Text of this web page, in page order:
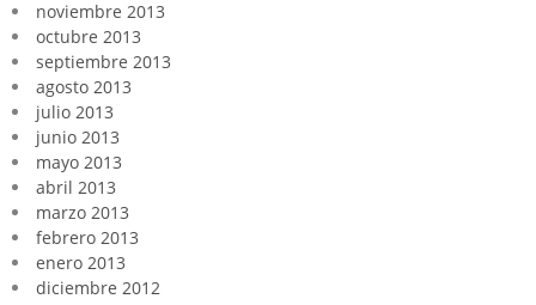
noviembre 2013
octubre 2013
septiembre 2013
agosto 2013
julio 2013
junio 2013
mayo 2013
abril 2013
marzo 2013
febrero 2013
enero 2013
diciembre 2012